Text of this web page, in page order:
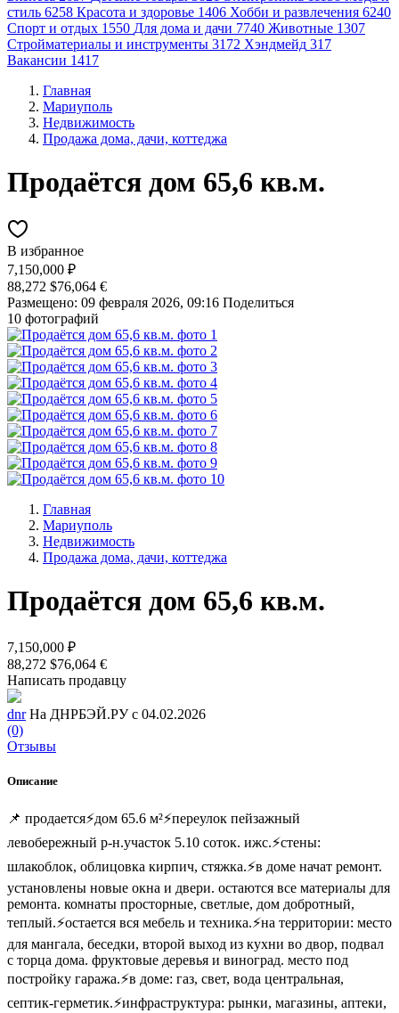
стиль 6258 Красота и здоровье 1406 Хобби и развлечения 6240
Спорт и отдых 1550 Для дома и дачи 7740 Животные 1307
Стройматериалы и инструменты 3172 Хэндмейд 317
Вакансии 1417
Главная
Мариуполь
Недвижимость
Продажа дома, дачи, коттеджа
Продаётся дом 65,6 кв.м.
В избранное
7,150,000 ₽
88,272 $76,064 €
Размещено: 09 февраля 2026, 09:16 Поделиться
10 фотографий
Главная
Мариуполь
Недвижимость
Продажа дома, дачи, коттеджа
Продаётся дом 65,6 кв.м.
7,150,000 ₽
88,272 $76,064 €
Написать продавцу
dnr На ДНРБЭЙ.РУ с 04.02.2026
(0)
Отзывы
Описание
📌 продается⚡дом 65.6 м²⚡переулок пейзажный
левобережный р-н.участок 5.10 соток. ижс.⚡стены:
шлакоблок, облицовка кирпич, стяжка.⚡в доме начат ремонт.
установлены новые окна и двери. остаются все материалы для
ремонта. комнаты просторные, светлые, дом добротный,
теплый.⚡остается вся мебель и техника.⚡на территории: место
для мангала, беседки, второй выход из кухни во двор, подвал
с торца дома. фруктовые деревья и виноград. место под
постройку гаража.⚡в доме: газ, свет, вода центральная,
септик-герметик.⚡инфраструктура: рынки, магазины, аптеки,